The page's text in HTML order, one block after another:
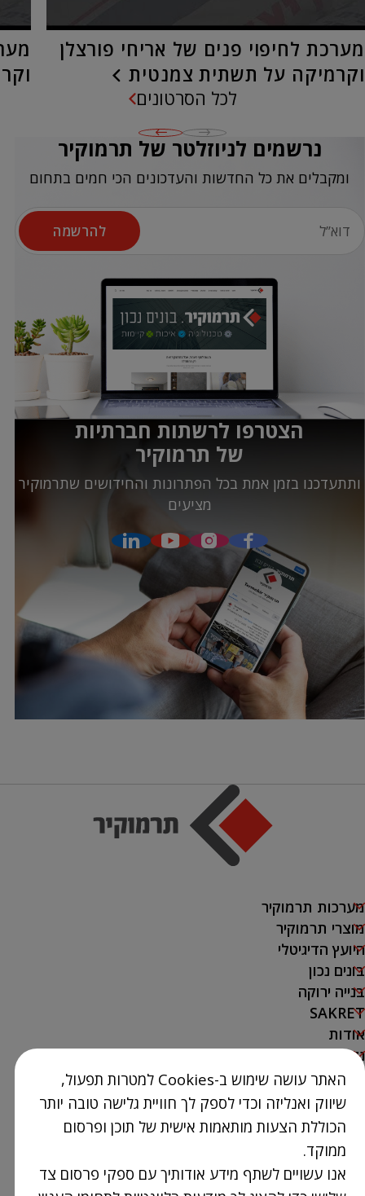
מערכת לחיפוי פנים של אריחי פורצלן
וקרמיקה על תשתית צמנטית
לכל הסרטונים
נרשמים לניוזלטר של תרמוקיר
ומקבלים את כל החדשות והעדכונים הכי חמים בתחום
להרשמה
הצטרפו לרשתות חברתיות
של תרמוקיר
ותתעדכנו בזמן אמת בכל הפתרונות והחידושים שתרמוקיר
מציעים
מערכות תרמוקיר
מוצרי תרמוקיר
היועץ הדיגיטלי
בונים נכון
בנייה ירוקה
SAKRET
אודות
נק' מכירה
צור קשר
03-9386300
info@Termokir.co.il
קיבוץ חורשים
האתר עושה שימוש ב-Cookies למטרות תפעול,
שיווק ואנליזה וכדי לספק לך חוויית גלישה טובה יותר
הכוללת הצעות מותאמות אישית של תוכן ופרסום
ממוקד.
אנו עשויים לשתף מידע אודותיך עם ספקי פרסום צד